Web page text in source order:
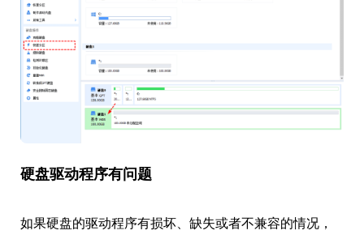
硬盘驱动程序有问题
如果硬盘的驱动程序有损坏、缺失或者不兼容的情况，